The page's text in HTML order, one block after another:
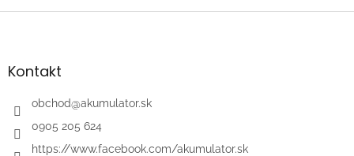
u
Z
äKontakt
obchod@akumulator.sk
0905 205 624
https://www.facebook.com/akumulator.sk